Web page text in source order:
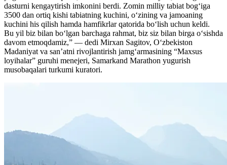
dasturni kengaytirish imkonini berdi. Zomin milliy tabiat bog‘iga
3500 dan ortiq kishi tabiatning kuchini, o‘zining va jamoaning
kuchini his qilish hamda hamfikrlar qatorida bo‘lish uchun keldi.
Bu yil biz bilan bo‘lgan barchaga rahmat, biz siz bilan birga o‘sishda
davom etmoqdamiz,” — dedi Mirxan Sagitov, O‘zbekiston
Madaniyat va san’atni rivojlantirish jamg‘armasining “Maxsus
loyihalar” guruhi menejeri, Samarkand Marathon yugurish
musobaqalari turkumi kuratori.